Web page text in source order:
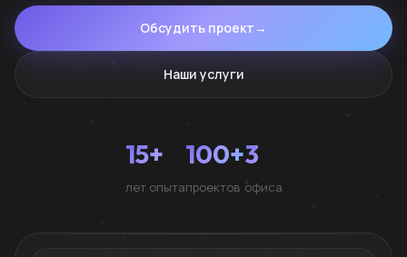
Обсудить проект →
Наши услуги
15+
лет опыта
100+
проектов
3
офиса